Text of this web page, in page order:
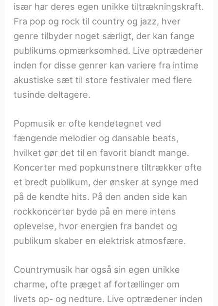
især har deres egen unikke tiltrækningskraft.
Fra pop og rock til country og jazz, hver
genre tilbyder noget særligt, der kan fange
publikums opmærksomhed. Live optrædener
inden for disse genrer kan variere fra intime
akustiske sæt til store festivaler med flere
tusinde deltagere.
Popmusik er ofte kendetegnet ved
fængende melodier og dansable beats,
hvilket gør det til en favorit blandt mange.
Koncerter med popkunstnere tiltrækker ofte
et bredt publikum, der ønsker at synge med
på de kendte hits. På den anden side kan
rockkoncerter byde på en mere intens
oplevelse, hvor energien fra bandet og
publikum skaber en elektrisk atmosfære.
Countrymusik har også sin egen unikke
charme, ofte præget af fortællinger om
livets op- og nedture. Live optrædener inden